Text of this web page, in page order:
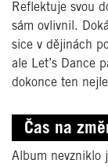
Reflektuje svou
sám ovlivnil.
sice v dějinách
ale Let’s Dance
dokonce ten
Čas na
Album nevzniklo